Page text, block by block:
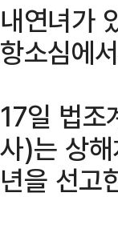
내연녀가
항소심에
17일 법조
사)는 상
년을 선고